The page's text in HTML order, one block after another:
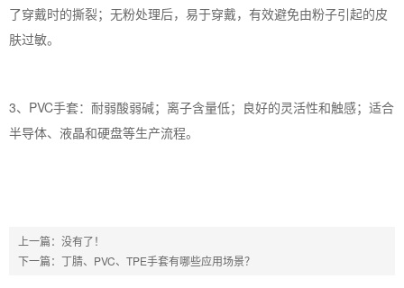
了穿戴时的撕裂；无粉处理后，易于穿戴，有效避免由粉子引起的皮
肤过敏。
3、PVC手套：耐弱酸弱碱；离子含量低；良好的灵活性和触感；适合
半导体、液晶和硬盘等生产流程。
上一篇：没有了！
下一篇： 丁腈、PVC、TPE手套有哪些应用场景？